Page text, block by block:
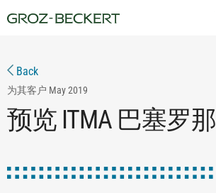
Back
为其客户 May 2019
预览 ITMA 巴塞罗那